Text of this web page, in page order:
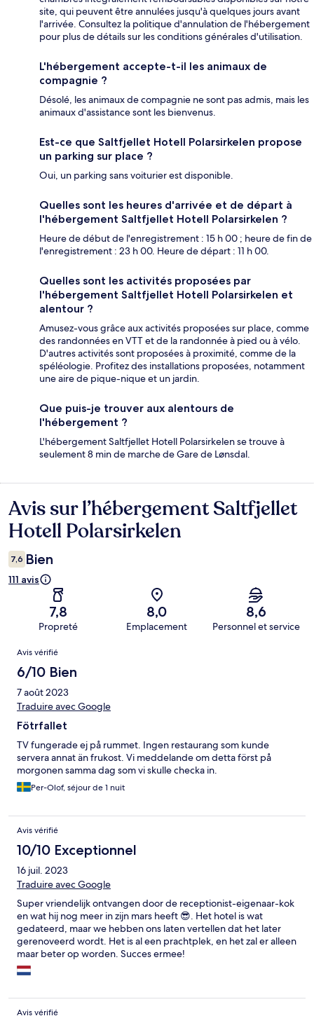
site, qui peuvent être annulées jusqu'à quelques jours avant
l'arrivée. Consultez la politique d'annulation de l'hébergement
pour plus de détails sur les conditions générales d'utilisation.
L'hébergement accepte-t-il les animaux de
compagnie ?
Désolé, les animaux de compagnie ne sont pas admis, mais les
animaux d'assistance sont les bienvenus.
Est-ce que Saltfjellet Hotell Polarsirkelen propose
un parking sur place ?
Oui, un parking sans voiturier est disponible.
Quelles sont les heures d'arrivée et de départ à
l'hébergement Saltfjellet Hotell Polarsirkelen ?
Heure de début de l'enregistrement : 15 h 00 ; heure de fin de
l'enregistrement : 23 h 00. Heure de départ : 11 h 00.
Quelles sont les activités proposées par
l'hébergement Saltfjellet Hotell Polarsirkelen et
alentour ?
Amusez-vous grâce aux activités proposées sur place, comme
des randonnées en VTT et de la randonnée à pied ou à vélo.
D'autres activités sont proposées à proximité, comme de la
spéléologie. Profitez des installations proposées, notamment
une aire de pique-nique et un jardin.
Que puis-je trouver aux alentours de
l'hébergement ?
L'hébergement Saltfjellet Hotell Polarsirkelen se trouve à
seulement 8 min de marche de Gare de Lønsdal.
Avis
Avis sur l’hébergement Saltfjellet
Hotell Polarsirkelen
7,6 Bien
111 avis
7,8
Propreté
8,0
Emplacement
8,6
Personnel et service
Avis
Avis vérifié
6/10 Bien
7 août 2023
Traduire avec Google
Fötrfallet
TV fungerade ej på rummet. Ingen restaurang som kunde
servera annat än frukost. Vi meddelande om detta först på
morgonen samma dag som vi skulle checka in.
Per-Olof, séjour de 1 nuit
Avis vérifié
10/10 Exceptionnel
16 juil. 2023
Traduire avec Google
Super vriendelijk ontvangen door de receptionist-eigenaar-kok
en wat hij nog meer in zijn mars heeft 😎. Het hotel is wat
gedateerd, maar we hebben ons laten vertellen dat het later
gerenoveerd wordt. Het is al een prachtplek, en het zal er alleen
maar beter op worden. Succes ermee!
Avis vérifié